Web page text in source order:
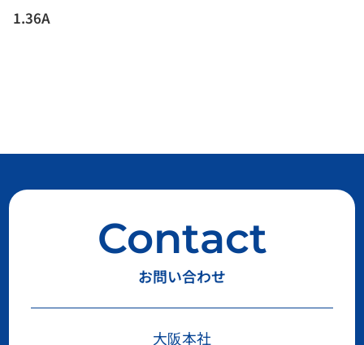
1.36A
Contact
お問い合わせ
大阪本社